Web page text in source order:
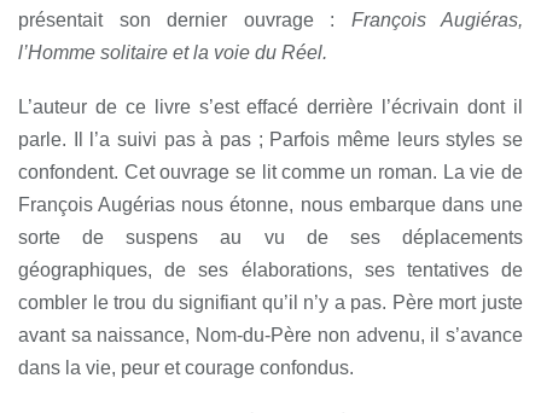
présentait son dernier ouvrage : François Augiéras,
l’Homme solitaire et la voie du Réel.
L’auteur de ce livre s’est effacé derrière l’écrivain dont il
parle. Il l’a suivi pas à pas ; Parfois même leurs styles se
confondent. Cet ouvrage se lit comme un roman. La vie de
François Augérias nous étonne, nous embarque dans une
sorte de suspens au vu de ses déplacements
géographiques, de ses élaborations, ses tentatives de
combler le trou du signifiant qu’il n’y a pas. Père mort juste
avant sa naissance, Nom-du-Père non advenu, il s’avance
dans la vie, peur et courage confondus.